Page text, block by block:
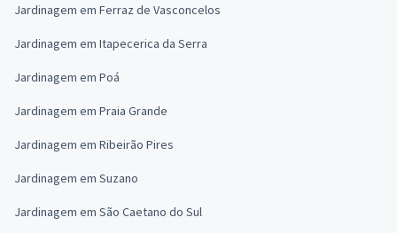
Jardinagem em Ferraz de Vasconcelos
Jardinagem em Itapecerica da Serra
Jardinagem em Poá
Jardinagem em Praia Grande
Jardinagem em Ribeirão Pires
Jardinagem em Suzano
Jardinagem em São Caetano do Sul